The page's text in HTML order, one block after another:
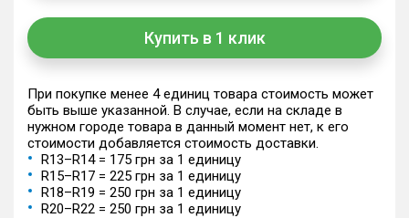
Купить в 1 клик
При покупке менее 4 единиц товара стоимость может
быть выше указанной. В случае, если на складе в
нужном городе товара в данный момент нет, к его
стоимости добавляется стоимость доставки.
R13–R14 = 175 грн за 1 единицу
R15–R17 = 225 грн за 1 единицу
R18–R19 = 250 грн за 1 единицу
R20–R22 = 250 грн за 1 единицу